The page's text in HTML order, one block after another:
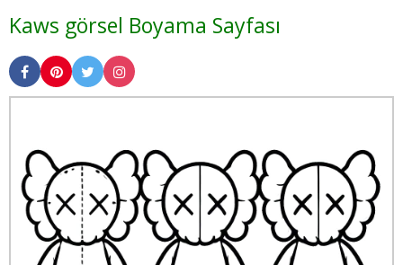
Kaws görsel Boyama Sayfası